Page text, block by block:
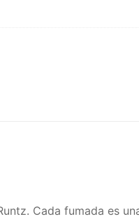
Cada fumada es